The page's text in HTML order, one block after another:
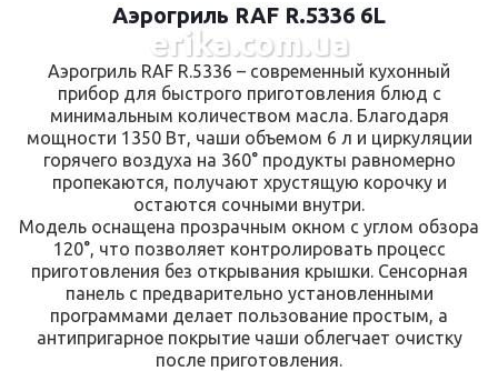
Аэрогриль RAF R.5336 6L
erika.com.ua
Аэрогриль RAF R.5336 – современный кухонный
прибор для быстрого приготовления блюд с
минимальным количеством масла. Благодаря
мощности 1350 Вт, чаши объемом 6 л и циркуляции
горячего воздуха на 360° продукты равномерно
пропекаются, получают хрустящую корочку и
остаются сочными внутри.
Модель оснащена прозрачным окном с углом обзора
120°, что позволяет контролировать процесс
приготовления без открывания крышки. Сенсорная
панель с предварительно установленными
программами делает пользование простым, а
антипригарное покрытие чаши облегчает очистку
после приготовления.